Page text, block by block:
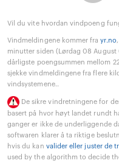
Vil du vite hvordan vindpoeng
Vindmeldingene kommer frayr.no
minutter siden (Lørdag 08 August
dårligste poengsummen mellom
sjekke vindmeldingene fra flere
vindsystemene..
De sikre vindretningene for
basert på hvor høyt landet rundt
ganger er ikke de underliggende
softwaren klarer å ta riktige
hvis du kan valider eller juster de
used by the algorithm to decide